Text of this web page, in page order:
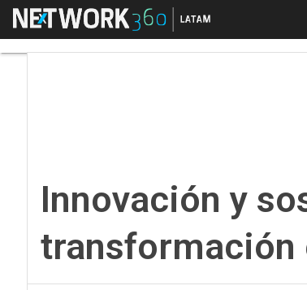
Menú Innovación
Innovación y
transformación